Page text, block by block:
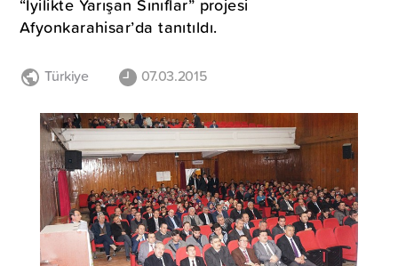
Afyonkarahisar’da tanıtıldı.
Türkiye 07.03.2015